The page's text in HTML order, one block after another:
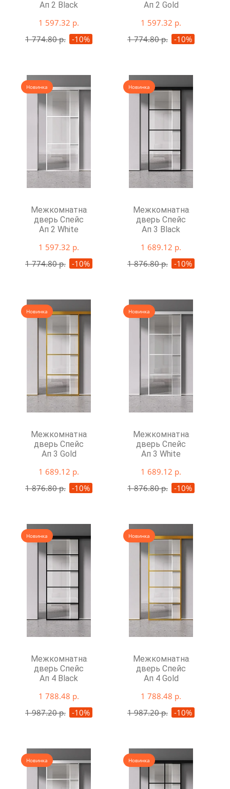
Ап 2 Black
1 597.32 р.
1 774.80 р. -10%
Ап 2 Gold
1 597.32 р.
1 774.80 р. -10%
Новинка
Межкомнатная
дверь Спейс
Ап 2 White
1 597.32 р.
1 774.80 р. -10%
Новинка
Межкомнатная
дверь Спейс
Ап 3 Black
1 689.12 р.
1 876.80 р. -10%
Новинка
Межкомнатная
дверь Спейс
Ап 3 Gold
1 689.12 р.
1 876.80 р. -10%
Новинка
Межкомнатная
дверь Спейс
Ап 3 White
1 689.12 р.
1 876.80 р. -10%
Новинка
Межкомнатная
дверь Спейс
Ап 4 Black
1 788.48 р.
1 987.20 р. -10%
Новинка
Межкомнатная
дверь Спейс
Ап 4 Gold
1 788.48 р.
1 987.20 р. -10%
Новинка Новинка